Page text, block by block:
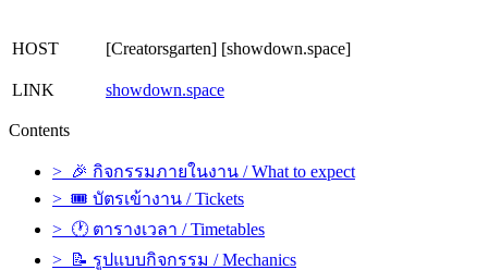
HOST [Creatorsgarten] [showdown.space]
LINK showdown.space
Contents
> 🎉 กิจกรรมภายในงาน / What to expect
> 🎟️ บัตรเข้างาน / Tickets
> 🕐 ตารางเวลา / Timetables
> 📝 รูปแบบกิจกรรม / Mechanics